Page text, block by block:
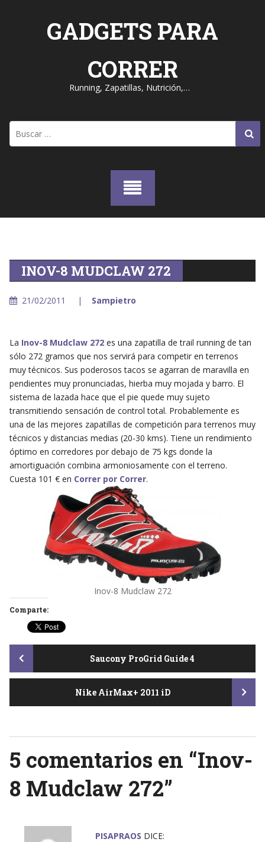
GADGETS PARA
CORRER
Running, Zapatillas, Nutrición,…
INOV-8 MUDCLAW 272
21/02/2011 Sampietro
La Inov-8 Mudclaw 272es una zapatilla de trail running de tan
sólo 272 gramos que nos servirá para competir en terrenos
muy técnicos. Sus poderosos tacos se agarran de maravilla en
pendientes muy pronunciadas, hierba muy mojada y barro. El
sistema de lazada hace que el pie quede muy sujeto
transmitiendo sensación de control total. Probablemente es
una de las mejores zapatillas de competición para terrenos muy
técnicos y distancias medias (20-30 kms). Tiene un rendimiento
óptimo en corredores por debajo de 75 kgs donde la
amortiguación combina armoniosamente con el terreno.
Cuesta 101 € en Correr por Correr.
Inov-8 Mudclaw 272
Comparte:
Post
navigation
Saucony ProGrid Guide 4
Nike AirMax+ 2011 iD
5 comentarios en “Inov-
8 Mudclaw 272”
PISAPRAOS DICE: